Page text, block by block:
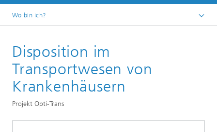
Wo bin ich?
Abteilungen und Bereiche
Bereich »Optimierung«
Disposition im
Transportwesen von
Krankenhäusern
Projekt Opti-Trans